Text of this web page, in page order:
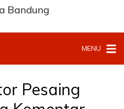
Bandung
MENU
Pesaing